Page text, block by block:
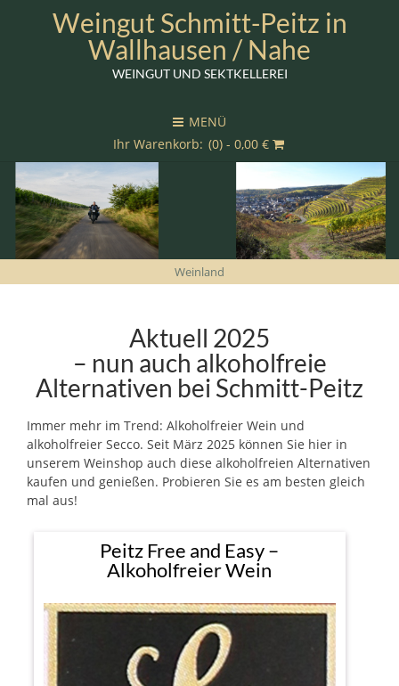
Weingut Schmitt-Peitz in
Wallhausen / Nahe
WEINGUT UND SEKTKELLEREI
MENÜ
(0) - 0,00 €
Weinland
Aktuell 2025
– nun auch alkoholfreie
Alternativen bei Schmitt-Peitz
Immer mehr im Trend: Alkoholfreier Wein und
alkoholfreier Secco. Seit März 2025 können Sie hier in
unserem Weinshop auch diese alkoholfreien Alternativen
kaufen und genießen. Probieren Sie es am besten gleich
mal aus!
Peitz Free and Easy –
Alkoholfreier Wein